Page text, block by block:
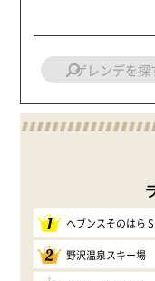
1 ヘブンスそのはら
2 野沢温泉スキー場